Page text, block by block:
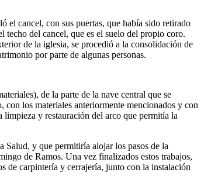
el cancel, con sus puertas, que había sido retirado
techo del cancel, que es el suelo del propio coro.
de la iglesia, se procedió a la consolidación de
por parte de algunas personas.
de la parte de la nave central que se
los materiales anteriormente mencionados y con
y restauración del arco que permitía la
Salud, y que permitiría alojar los pasos de la
de Ramos. Una vez finalizados estos trabajos,
de carpintería y cerrajería, junto con la instalación